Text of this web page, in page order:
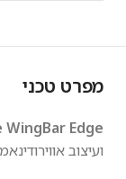
מפרט טכני
WingBar Edge
ועיצוב